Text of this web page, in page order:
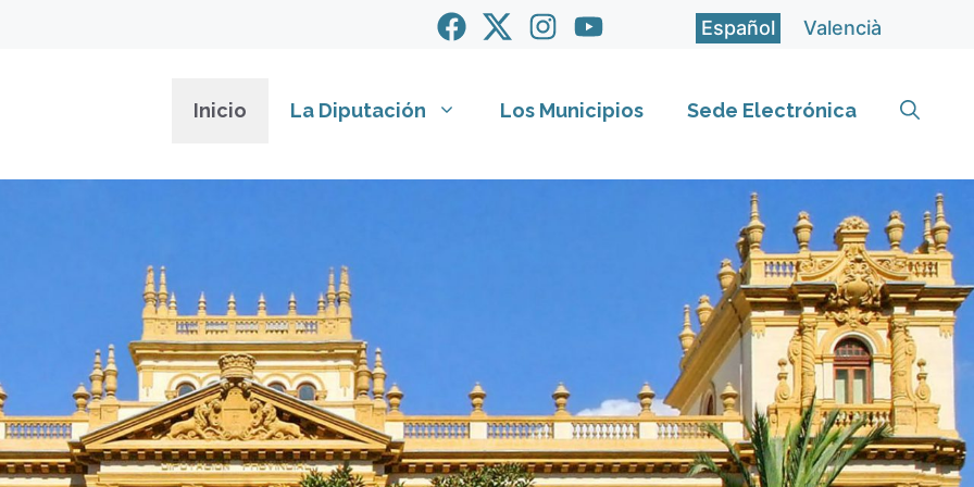
Español Valencià
Inicio La Diputación Los Municipios Sede Electrónica